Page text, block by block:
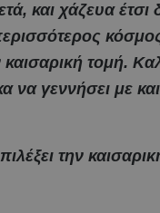
και χάζευα
τομή.
να γεννήσει με
την